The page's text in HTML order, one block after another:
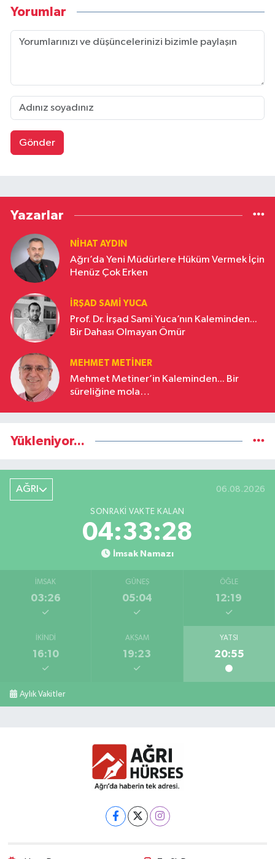
Yorumlar
Gönder
Yazarlar
NIHAT AYDIN
Ağrı’da Yeni Müdürlere Hüküm Vermek İçin
Henüz Çok Erken
İRŞAD SAMI YUCA
Prof. Dr. İrşad Sami Yuca’nın Kaleminden...
Bir Dahası Olmayan Ömür
MEHMET METINER
Mehmet Metiner’in Kaleminden... Bir
süreliğine mola…
Yükleniyor...
AĞRI 06.08.2026
SONRAKI VAKTE KALAN
04:33:27
İmsak Namazı
İMSAK
03:26
GÜNEŞ
05:04
ÖĞLE
12:19
İKINDI
16:10
AKŞAM
19:23
YATSI
20:55
Aylık Vakitler